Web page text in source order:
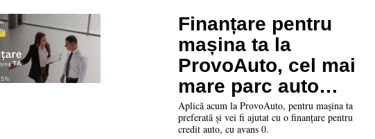
Finanțare pentru
mașina ta la
ProvoAuto, cel mai
mare parc auto
second hand din
vestul României!
Aplică acum la ProvoAuto, pentru mașina ta
preferată și vei fi ajutat cu o finanțare pentru
credit auto, cu avans 0.